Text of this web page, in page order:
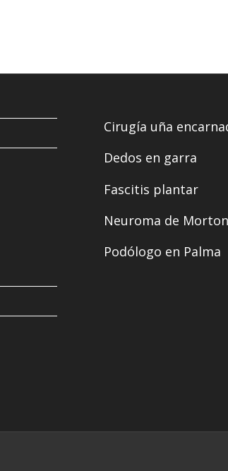
Cirugía uña
Dedos en garra
Fascitis plantar
Neuroma de Morton
Podólogo en Palma